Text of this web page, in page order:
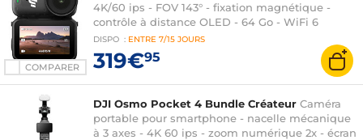
COMPARER
4K/60 ips - FOV 143° - fixation magnétique -
contrôle à distance OLED - 64 Go - WiFi 6
DISPO : ENTRE 7/15 JOURS
319€95
DJI Osmo Pocket 4 Bundle Créateur Caméra
portable pour smartphone - nacelle mécanique
à 3 axes - 4K 60 ips - zoom numérique 2x - écran